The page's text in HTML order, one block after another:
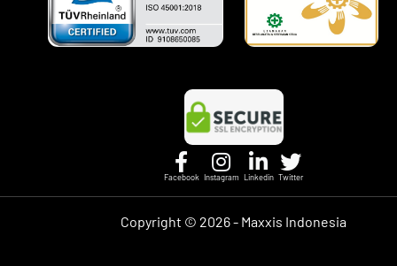
Facebook Instagram Linkedin Twitter
Copyright © 2026 - Maxxis Indonesia